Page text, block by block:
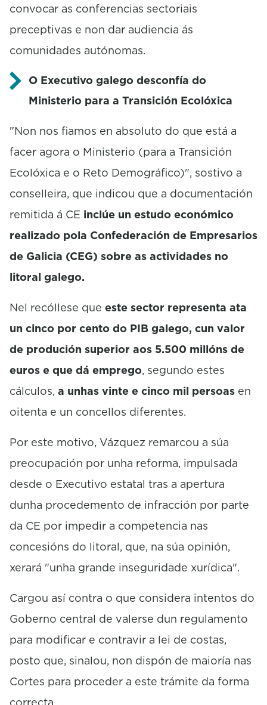
convocar as conferencias sectoriais
preceptivas e non dar audiencia ás
comunidades autónomas.
O Executivo galego desconfía do
Ministerio para a Transición Ecolóxica
"Non nos fiamos en absoluto do que está a
facer agora o Ministerio (para a Transición
Ecolóxica e o Reto Demográfico)", sostivo a
conselleira, que indicou que a documentación
remitida á CE inclúe un estudo económico
realizado pola Confederación de Empresarios
de Galicia (CEG) sobre as actividades no
litoral galego.
Nel recóllese que este sector representa ata
un cinco por cento do PIB galego, cun valor
de produción superior aos 5.500 millóns de
euros e que dá emprego, segundo estes
cálculos, a unhas vinte e cinco mil persoas en
oitenta e un concellos diferentes.
Por este motivo, Vázquez remarcou a súa
preocupación por unha reforma, impulsada
desde o Executivo estatal tras a apertura
dunha procedemento de infracción por parte
da CE por impedir a competencia nas
concesións do litoral, que, na súa opinión,
xerará "unha grande inseguridade xurídica".
Cargou así contra o que considera intentos do
Goberno central de valerse dun regulamento
para modificar e contravir a lei de costas,
posto que, sinalou, non dispón de maioría nas
Cortes para proceder a este trámite da forma